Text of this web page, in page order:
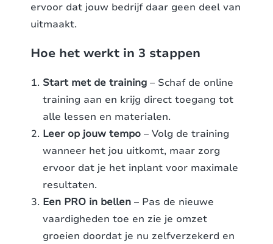
ervoor dat jouw bedrijf daar geen deel van
uitmaakt.
Hoe het werkt in 3 stappen
Start met de training – Schaf de online
training aan en krijg direct toegang tot
alle lessen en materialen.
Leer op jouw tempo – Volg de training
wanneer het jou uitkomt, maar zorg
ervoor dat je het inplant voor maximale
resultaten.
Een PRO in bellen – Pas de nieuwe
vaardigheden toe en zie je omzet
groeien doordat je nu zelfverzekerd en